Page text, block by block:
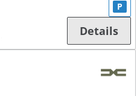
P
Details